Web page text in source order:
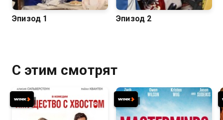
Эпизод 1 Эпизод 2
С этим смотрят